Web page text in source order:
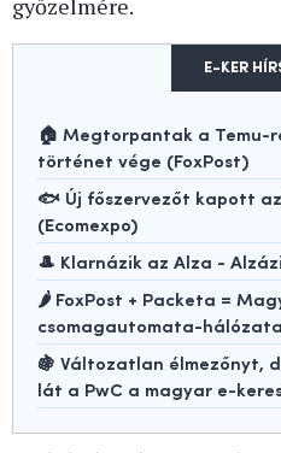
győzelmére.
E-KER
🏠 Megtorpantak a Temu-
történet vége (FoxPost)
🐟 Új főszervezőt kapott az
(Ecomexpo)
🎩 Klarnázik az Alza -
🌶️ FoxPost + Packeta =
csomagautomata-
🍇 Változatlan élmezőnyt,
lát a PwC a magyar e-